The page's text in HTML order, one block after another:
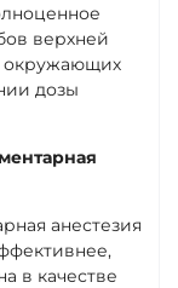
верхней
окружающих
дозы
анестезия
в качестве